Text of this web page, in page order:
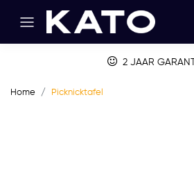
2 JAAR
Home Picknicktafel